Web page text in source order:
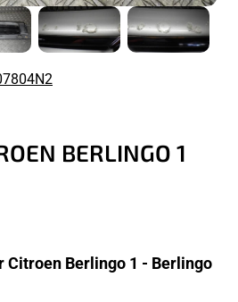
BERLINGO 1
Citroen Berlingo 1 - Berlingo